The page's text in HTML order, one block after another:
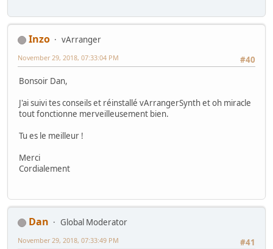
Inzo
vArranger
#40
November 29, 2018, 07:33:04 PM
Bonsoir Dan,
J'ai suivi tes conseils et réinstallé vArrangerSynth et oh miracle
tout fonctionne merveilleusement bien.
Tu es le meilleur !
Merci
Cordialement
Dan
Global Moderator
#41
November 29, 2018, 07:33:49 PM